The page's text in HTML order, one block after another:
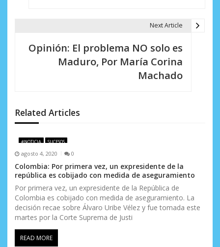
d
e
n
t
r
a
d
Next Article
Opinión: El problema NO solo es
Maduro, Por María Corina
Machado
Related Articles
#NOTICIA SUCESOS
agosto 4, 2020 0
Colombia: Por primera vez, un expresidente de la
república es cobijado con medida de aseguramiento
Por primera vez, un expresidente de la República de
Colombia es cobijado con medida de aseguramiento. La
decisión recae sobre Álvaro Uribe Vélez y fue tomada este
martes por la Corte Suprema de Justi
READ MORE